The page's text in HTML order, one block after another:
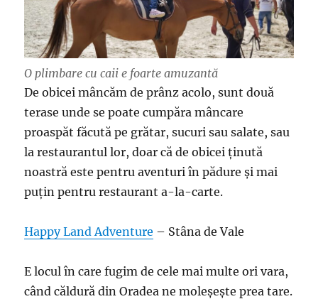
O plimbare cu caii e foarte amuzantă
De obicei mâncăm de prânz acolo, sunt două
terase unde se poate cumpăra mâncare
proaspăt făcută pe grătar, sucuri sau salate, sau
la restaurantul lor, doar că de obicei ținută
noastră este pentru aventuri în pădure și mai
puțin pentru restaurant a-la-carte.
Happy Land Adventure – Stâna de Vale
E locul în care fugim de cele mai multe ori vara,
când căldură din Oradea ne moleșește prea tare.